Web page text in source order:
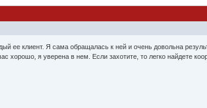
ее клиент. Я сама обращалась к ней и очень довольна
хорошо, я уверена в нем. Если захотите, то легко найдете